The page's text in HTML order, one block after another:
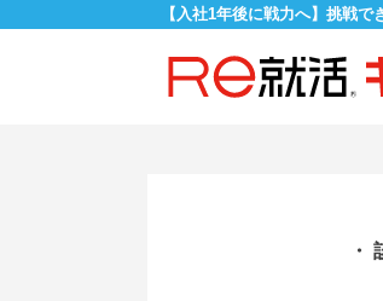
【入社1年後に戦力へ】挑戦
・